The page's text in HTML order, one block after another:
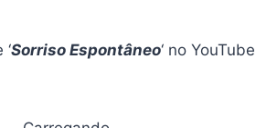
Sorriso Espontâneo‘ no YouTube